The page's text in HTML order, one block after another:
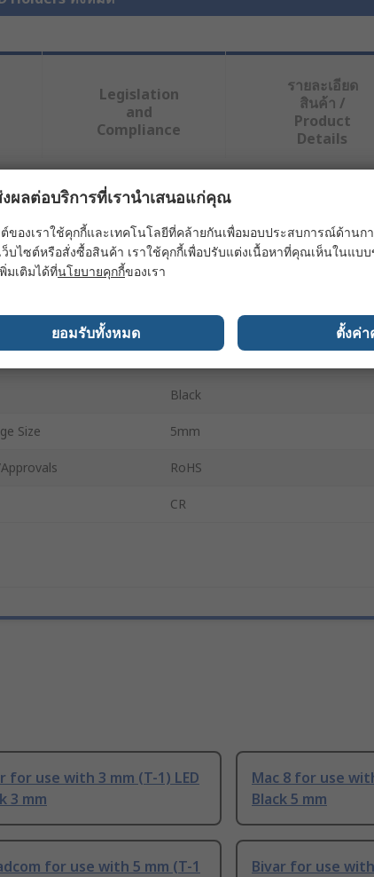
Legislation
and
Compliance
รายละเอียด
สินค้า /
Product
Details
อย่างน้อยหนึ่งรายการ
ค่า
LED Holder
Black
Size 5mm
RoHS
CR
for use with 3 mm (T-1) LED
3 mm
Mac 8 for use
Black 5 mm
for use with 5 mm (T-1 Bivar for use
ผลต่อบริการที่เรานำเสนอแก่คุณ
ต์ของเราใช้คุกกี้และเทคโนโลยีที่คล้ายกันเพื่อมอบประสบการณ์ด้านก
บไซต์หรือสั่งซื้อสินค้า เราใช้คุกกี้เพื่อปรับแต่งเนื้อหาที่คุณเห็นในแ
มเติมได้ที่นโยบายคุกกี้ของเรา
ยอมรับทั้งหมด ตั้งค่